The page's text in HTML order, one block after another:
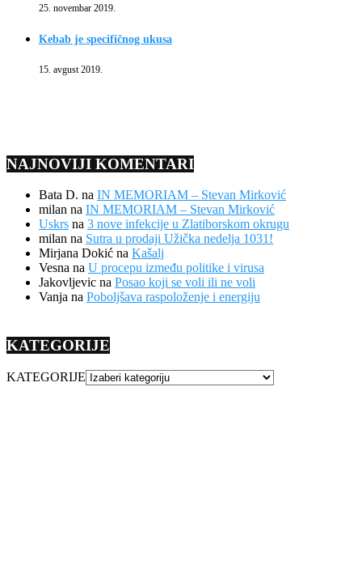
25. novembar 2019.
Kebab je specifičnog ukusa
15. avgust 2019.
NAJNOVIJI KOMENTARI
Bata D. na IN MEMORIAM – Stevan Mirković
milan na IN MEMORIAM – Stevan Mirković
Uskrs na 3 nove infekcije u Zlatiborskom okrugu
milan na Sutra u prodaji Užička nedelja 1031!
Mirjana Dokić na Kašalj
Vesna na U procepu između politike i virusa
Jakovljevic na Posao koji se voli ili ne voli
Vanja na Poboljšava raspoloženje i energiju
KATEGORIJE
KATEGORIJE